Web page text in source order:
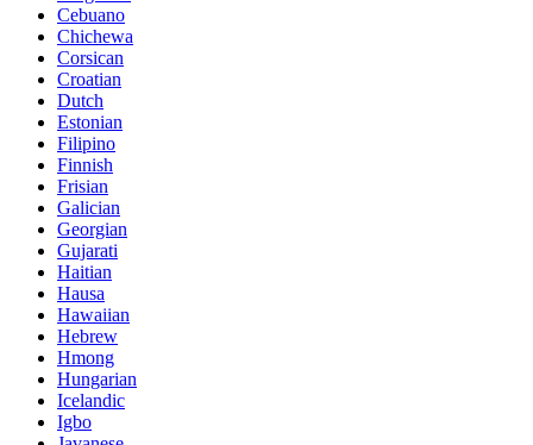
Cebuano
Chichewa
Corsican
Croatian
Dutch
Estonian
Filipino
Finnish
Frisian
Galician
Georgian
Gujarati
Haitian
Hausa
Hawaiian
Hebrew
Hmong
Hungarian
Icelandic
Igbo